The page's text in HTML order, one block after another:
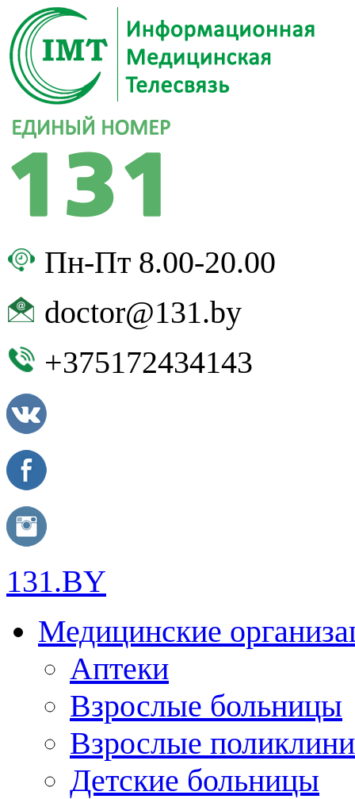
Пн-Пт 8.00-20.00
doctor@131.by
+375172434143
131.BY
Медицинские
Аптеки
Взрослые больницы
Взрослые
Детские больницы